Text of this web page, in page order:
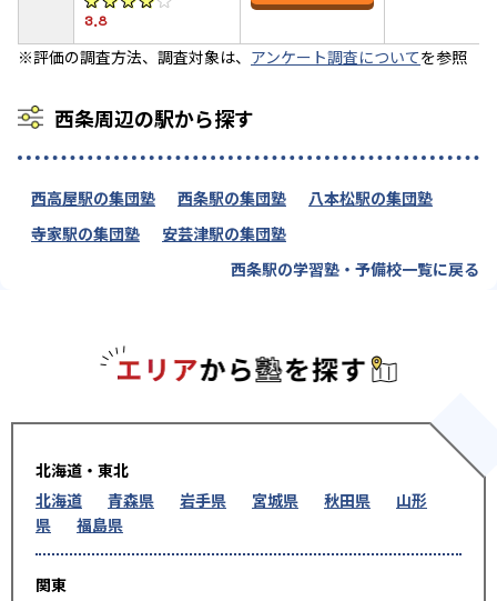
3.8
※評価の調査方法、調査対象は、 アンケート調査についてを参照
西条周辺の駅から探す
西高屋駅の集団塾 西条駅の集団塾
八本松駅の集団塾
寺家駅の集団塾
安芸津駅の集団塾
西条駅の学習塾・予備校一覧に戻る
北海道・東北
北海道
青森県 岩手県 宮城県 秋田県
山形
県
福島県
関東